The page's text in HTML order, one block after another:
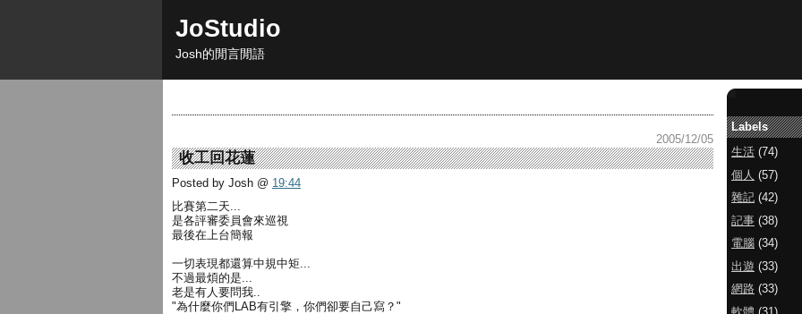
JoStudio
Josh的閒言閒語
2005/12/05
收工回花蓮
Posted by Josh @ 19:44
比賽第二天...
是各評審委員會來巡視
最後在上台簡報
一切表現都還算中規中矩...
不過最煩的是...
老是有人要問我..
"為什麼你們LAB有引擎，你們卻要自己寫？"
Labels
生活 (74)
個人 (57)
雜記 (42)
記事 (38)
電腦 (34)
出遊 (33)
網路 (33)